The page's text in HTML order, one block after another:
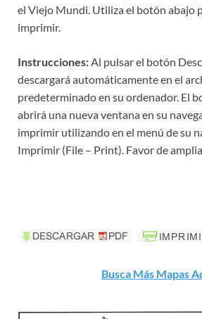
el Viejo Mundi. Utiliza el botón abajo
imprimir.
Instrucciones:Al pulsar el botón
descargará automáticamente en el
predeterminado en su ordenador. El
abrirá una nueva ventana en su
imprimir utilizando en el menú de su
Imprimir (File – Print). Favor de
Busca Más Mapas